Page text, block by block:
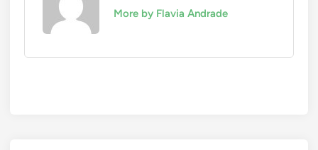
More by Flavia Andrade